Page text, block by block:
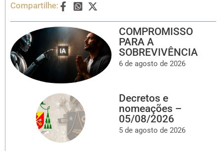
Compartilhe:
COMPROMISSO
PARA A
SOBREVIVÊNCIA
6 de agosto de 2026
Decretos e
nomeações –
05/08/2026
5 de agosto de 2026